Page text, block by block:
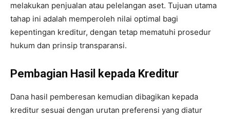
melakukan penjualan atau pelelangan aset. Tujuan utama
tahap ini adalah memperoleh nilai optimal bagi
kepentingan kreditur, dengan tetap mematuhi prosedur
hukum dan prinsip transparansi.
Pembagian Hasil kepada Kreditur
Dana hasil pemberesan kemudian dibagikan kepada
kreditur sesuai dengan urutan preferensi yang diatur